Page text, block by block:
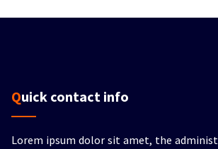
Quick contact info
Lorem ipsum dolor sit amet, the